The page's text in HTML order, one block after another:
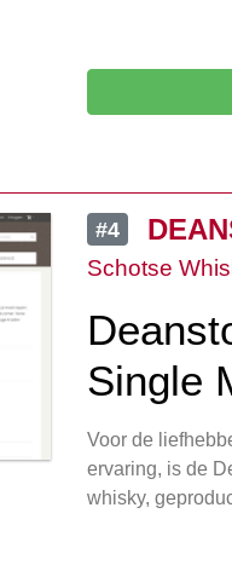
#4
Schotse
Single
Voor de
ervaring, is de
whisky,